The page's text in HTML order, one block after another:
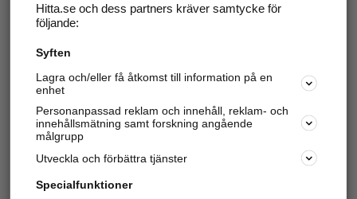
Svara på och hantera dina omdömen
Har du redan verifierat ditt företag? Logga in
Hitta.se och dess partners kräver samtycke för
följande:
Syften
Lagra och/eller få åtkomst till information på en
enhet
Personanpassad reklam och innehåll, reklam- och
innehållsmätning samt forskning angående
målgrupp
Utveckla och förbättra tjänster
Specialfunktioner